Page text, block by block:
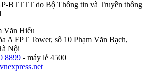
BTTTT do Bộ Thông tin và Truyền thông
Văn Hiếu
A FPT Tower, số 10 Phạm Văn Bạch,
Nội
8899 - máy lẻ 4500